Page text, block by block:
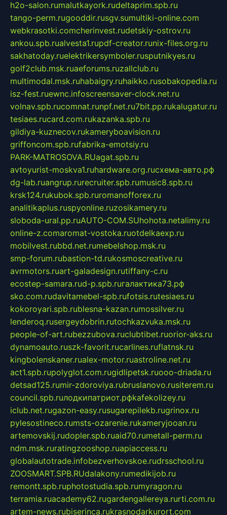
h2o-salon.rumalutkayork.rudeltaprim.spb.ru
tango-perm.rugooddir.rusgv.sumultiki-online.com
webkrasotki.comcherinvest.rudetskiy-ostrov.ru
ankou.spb.rualvesta1.rupdf-creator.runix-files.org.ru
sakhatoday.ruelektrikersymboler.rusputnikyes.ru
golf2club.msk.ruaeforums.ruzallclub.ru
multimodal.msk.ruhabaigry.ruhaikko.rusobakopedia.ru
isz-fest.ruewnc.infoscreensaver-clock.net.ru
volnav.spb.rucomnat.runpf.net.ru7bit.pp.rukalugatur.ru
tesiaes.rucard.com.rukazanka.spb.ru
gildiya-kuznecov.rukameryboavision.ru
griffoncom.spb.rufabrika-emotsiy.ru
PARK-MATROSOVA.RUagat.spb.ru
avtoyurist-moskva1.ruhardware.org.ruсхема-авто.рф
dg-lab.ruangrup.rurecruiter.spb.rumusic8.spb.ru
krsk124.rukubok.spb.ruromanofforex.ru
analitikaplus.ruspyonline.ruzosikamery.ru
sloboda-ural.pp.ruAUTO-COM.SUhohota.netalimy.ru
online-z.comaromat-vostoka.ruotdelkaexp.ru
mobilvest.rubbd.net.rumebelshop.msk.ru
smp-forum.rubastion-td.rukosmoscreative.ru
avrmotors.ruart-galadesign.rutiffany-c.ru
ecostep-samara.rud-p.spb.ruгалактика73.рф
sko.com.rudavitamebel-spb.rufotsis.rutesiaes.ru
kokoroyari.spb.rublesna-kazan.rumossilver.ru
lenderoq.rusergeydobrin.rutochkazvuka.msk.ru
people-of-art.rubezzubova.ruclubtibet.ruorior-aks.ru
dynamoauto.ruszk-favorit.rucarlines.ruflatnsk.ru
kingbolenskaner.rualex-motor.ruastroline.net.ru
act1.spb.rupolyglot.com.rugidlipetsk.ruooo-driada.ru
detsad125.rumir-zdoroviya.rubruslanovo.rusiterem.ru
council.spb.ruлодкипатриот.рфkafekolizey.ru
iclub.net.rugazon-easy.rusugarepilekb.rugrinox.ru
pylesostineco.rumsts-ozarenie.rukameryjooan.ru
artemovskij.rudopler.spb.ruaid70.rumetall-perm.ru
ndm.msk.ruratingzooshop.ruapiaccess.ru
globalautotrade.infobezverhovskoe.rudrsschool.ru
ZOOSMART.SPB.RUdalakony.rumedikijob.ru
remontt.spb.ruphotostudia.spb.rumyragon.ru
terramia.ruacademy62.rugardengallereya.rurti.com.ru
artem-news.rubiserinca.rukrasnodarkurort.com